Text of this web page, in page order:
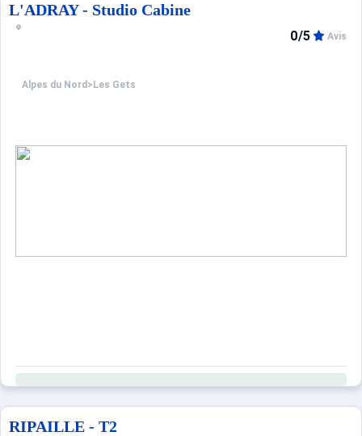
L'ADRAY - Studio Cabine
Alpes du Nord > Les Gets
0/5 Avis
RIPAILLE - T2